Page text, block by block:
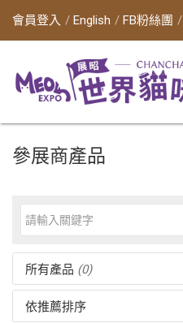
會員登入 English FB粉絲團
參展商產品
所有產品 (0)
依推薦排序